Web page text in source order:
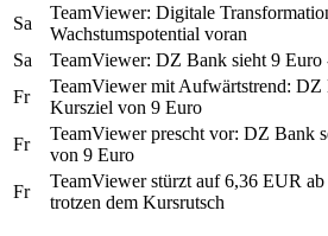
Sa
TeamViewer: Digitale
Wachstumspotential voran
Sa
TeamViewer: DZ Bank sieht 9 Euro
Fr
TeamViewer mit Aufwärtstrend: DZ
Kursziel von 9 Euro
Fr
TeamViewer prescht vor: DZ Bank
von 9 Euro
Fr
TeamViewer stürzt auf 6,36 EUR
trotzen dem Kursrutsch